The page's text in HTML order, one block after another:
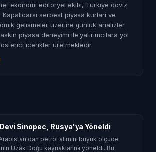
ekonomi editoryel ekibi, Turkiye doviz
Kapalicarsi serbest piyasa kurlari ve
gelismeler uzerine gunluk analizler
piyasa deneyimi ile yatirimcilara yol
icerikler uretmektedir.
Sinopec, Rusya'ya Yöneldi
petrol alımını büyük ölçüde
Uzak Doğu kaynaklarına yöneldi. Bu